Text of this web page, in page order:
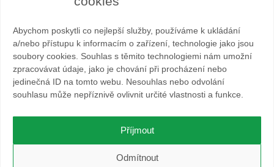
Abychom poskytli co nejlepší služby, používáme k ukládání
a/nebo přístupu k informacím o zařízení, technologie jako jsou
soubory cookies. Souhlas s těmito technologiemi nám umožní
zpracovávat údaje, jako je chování při procházení nebo
jedinečná ID na tomto webu. Nesouhlas nebo odvolání
souhlasu může nepříznivě ovlivnit určité vlastnosti a funkce.
Příjmout
Odmítnout
Spolek BESKYDHOST je dobrovolný svazek fyzických a
právnických osob podnikajících v hostinské živnosti
a příbuzných oborech v oblasti cestovního ruchu. Místem
nad Ostravicí.
O WordPress se stará